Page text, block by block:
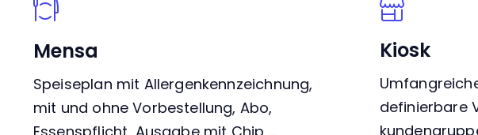
Mensa
Speiseplan mit Allergenkennzeichnung,
mit und ohne Vorbestellung, Abo,
Kiosk
definierbare